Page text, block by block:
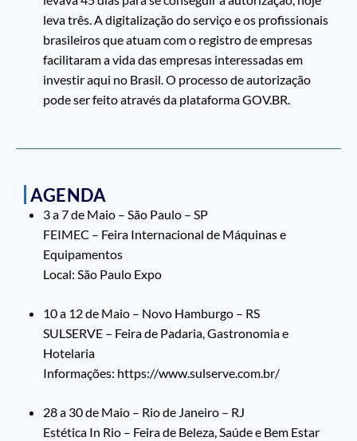
leva três. A digitalização do serviço e os profissionais
brasileiros que atuam com o registro de empresas
facilitaram a vida das empresas interessadas em
investir aqui no Brasil. O processo de autorização
pode ser feito através da plataforma GOV.BR.
AGENDA
3 a 7 de Maio – São Paulo – SP
FEIMEC – Feira Internacional de Máquinas e
Equipamentos
Local: São Paulo Expo
10 a 12 de Maio – Novo Hamburgo – RS
SULSERVE – Feira de Padaria, Gastronomia e
Hotelaria
Informações: https://www.sulserve.com.br/
28 a 30 de Maio – Rio de Janeiro – RJ
Estética In Rio – Feira de Beleza, Saúde e Bem Estar